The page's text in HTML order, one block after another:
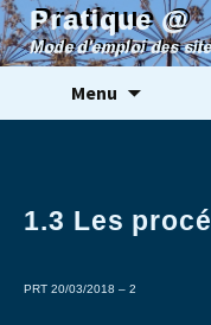
Pratique @
Mode d'emploi des
Menu
1.3 Les
PRT 20/03/2018 – 2